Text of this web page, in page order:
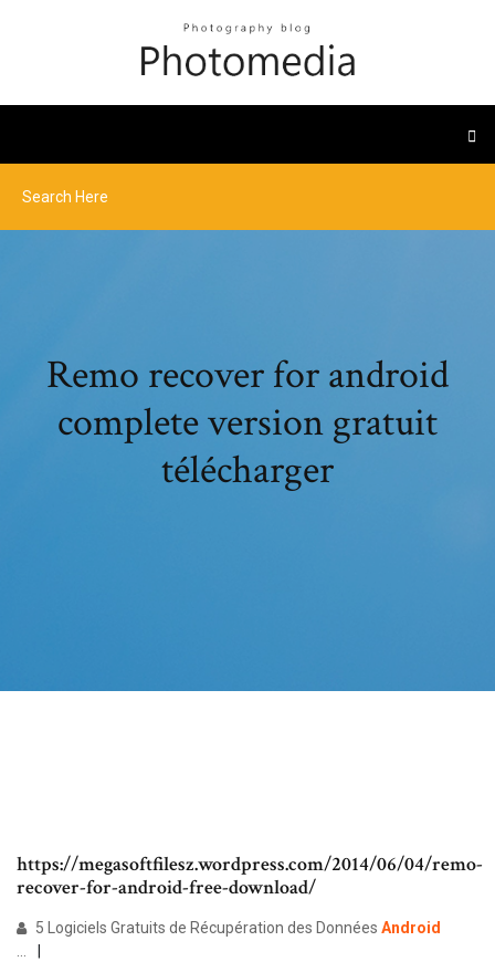
Remo recover for android
complete version gratuit
télécharger
https://megasoftfilesz.wordpress.com/2014/06/04/remo-
recover-for-android-free-download/
5 Logiciels Gratuits de Récupération des Données Android
...